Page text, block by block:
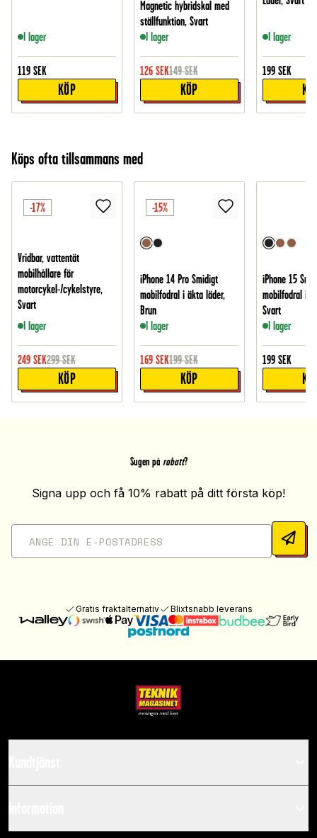
I lager
119 SEK
KÖP
Magnetic hybridskal med
ställfunktion, Svart
I lager
126 SEK149 SEK
KÖP
I lager
199 SEK
Köps ofta tillsammans med
-17%
Vridbar, vattentät
mobilhållare för
motorcykel-/cykelstyre,
Svart
I lager
249 SEK299 SEK
KÖP
-15%
iPhone 14 Pro Smidigt
mobilfodral i äkta läder,
Brun
I lager
169 SEK199 SEK
KÖP
iPhone 15
mobilfodral i
Svart
I lager
199 SEK
Sugen på rabatt?
Signa upp och få 10% rabatt på ditt första köp!
Gratis fraktalternativ Blixtsnabb leverans